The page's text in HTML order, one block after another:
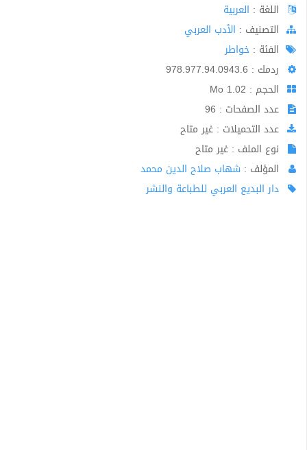
اللغة : العربية
اﻟﺘﺼﻨﻴﻒ : الأدب العربي
الفئة : خواطر
ردمك : 978.977.94.0943.6
الحجم : 1.02 Mo
عدد الصفحات : 96
عدد التحميلات : غير متاح
نوع الملف : غير متاح
المؤلف : شهاب صلاح الدين محمد
دار البديع العربي للطباعة والنشر